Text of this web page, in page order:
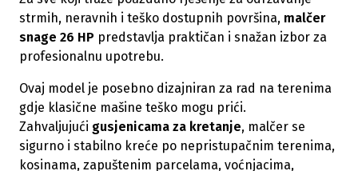
strmih, neravnih i teško dostupnih površina, malčer
snage 26 HP predstavlja praktičan i snažan izbor za
profesionalnu upotrebu.
Ovaj model je posebno dizajniran za rad na terenima
gdje klasične mašine teško mogu prići.
Zahvaljujući gusjenicama za kretanje, malčer se
sigurno i stabilno kreće po nepristupačnim terenima,
kosinama, zapuštenim parcelama, voćnjacima,